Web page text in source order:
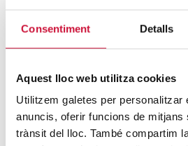
Consentiment Detalls
Aquest lloc web utilitza cookies
Utilitzem galetes per personalitzar
anuncis, oferir funcions de mitjans
trànsit del lloc. També compartim
REGISTRA'T
octubre
2026